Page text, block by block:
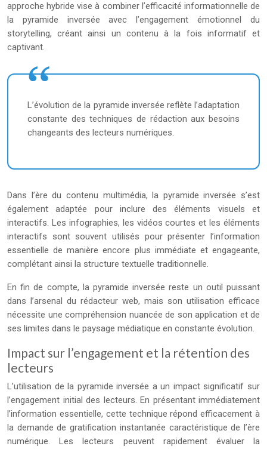
approche hybride vise à combiner l’efficacité informationnelle de
la pyramide inversée avec l’engagement émotionnel du
storytelling, créant ainsi un contenu à la fois informatif et
captivant.
L’évolution de la pyramide inversée reflète l’adaptation
constante des techniques de rédaction aux besoins
changeants des lecteurs numériques.
Dans l’ère du contenu multimédia, la pyramide inversée s’est
également adaptée pour inclure des éléments visuels et
interactifs. Les infographies, les vidéos courtes et les éléments
interactifs sont souvent utilisés pour présenter l’information
essentielle de manière encore plus immédiate et engageante,
complétant ainsi la structure textuelle traditionnelle.
En fin de compte, la pyramide inversée reste un outil puissant
dans l’arsenal du rédacteur web, mais son utilisation efficace
nécessite une compréhension nuancée de son application et de
ses limites dans le paysage médiatique en constante évolution.
Impact sur l’engagement et la rétention des
lecteurs
L’utilisation de la pyramide inversée a un impact significatif sur
l’engagement initial des lecteurs. En présentant immédiatement
l’information essentielle, cette technique répond efficacement à
la demande de gratification instantanée caractéristique de l’ère
numérique. Les lecteurs peuvent rapidement évaluer la